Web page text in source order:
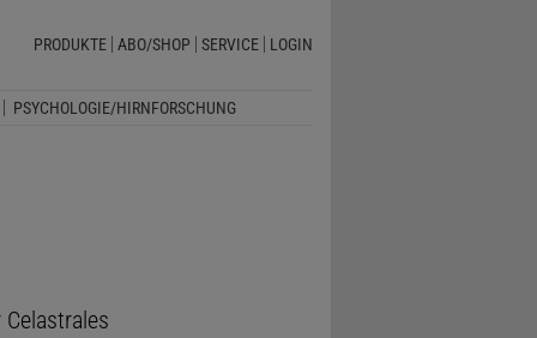
PRODUKTE ABO/SHOP SERVICE LOGIN
PSYCHOLOGIE/HIRNFORSCHUNG